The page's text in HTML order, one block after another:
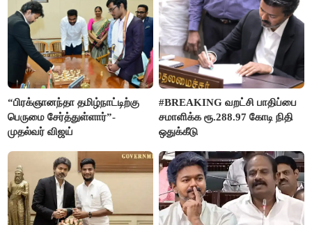
“பிரக்ஞானந்தா தமிழ்நாட்டிற்கு
பெருமை சேர்த்துள்ளார்”-
முதல்வர் விஜய்
#BREAKING வறட்சி பாதிப்பை
சமாளிக்க ரூ.288.97 கோடி நிதி
ஒதுக்கீடு